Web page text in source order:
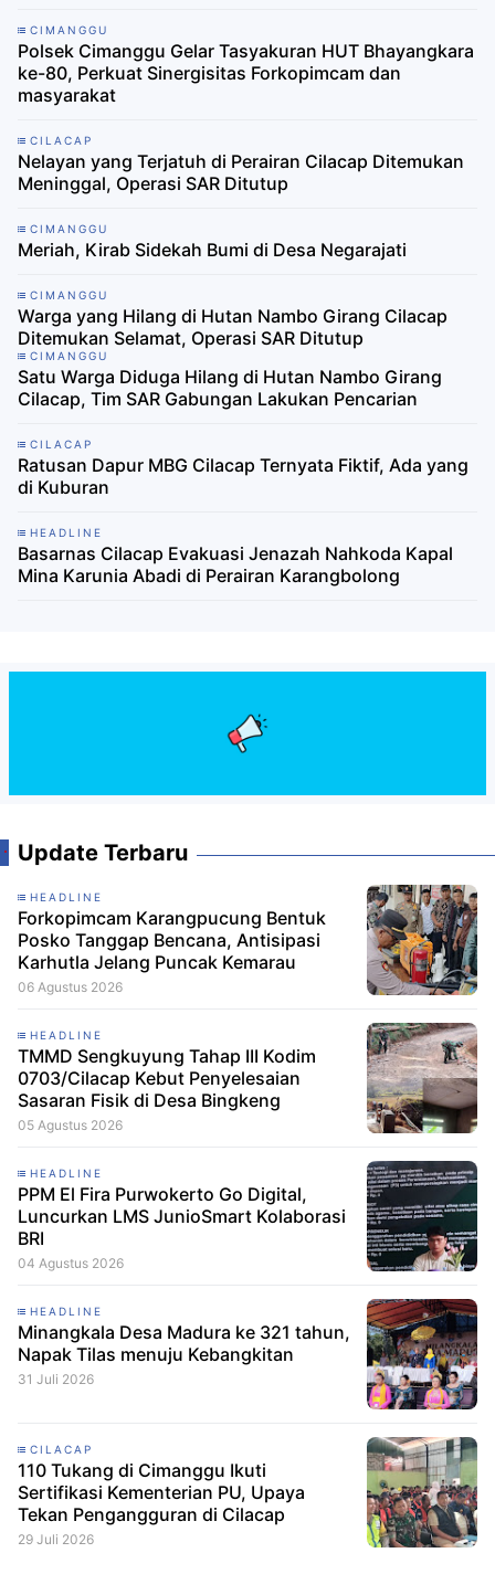
CIMANGGU
Polsek Cimanggu Gelar Tasyakuran HUT Bhayangkara
ke-80, Perkuat Sinergisitas Forkopimcam dan
masyarakat
CILACAP
Nelayan yang Terjatuh di Perairan Cilacap Ditemukan
Meninggal, Operasi SAR Ditutup
CIMANGGU
Meriah, Kirab Sidekah Bumi di Desa Negarajati
CIMANGGU
Warga yang Hilang di Hutan Nambo Girang Cilacap
Ditemukan Selamat, Operasi SAR Ditutup
CIMANGGU
Satu Warga Diduga Hilang di Hutan Nambo Girang
Cilacap, Tim SAR Gabungan Lakukan Pencarian
CILACAP
Ratusan Dapur MBG Cilacap Ternyata Fiktif, Ada yang
di Kuburan
HEADLINE
Basarnas Cilacap Evakuasi Jenazah Nahkoda Kapal
Mina Karunia Abadi di Perairan Karangbolong
Update Terbaru
HEADLINE
Forkopimcam Karangpucung Bentuk
Posko Tanggap Bencana, Antisipasi
Karhutla Jelang Puncak Kemarau
06 Agustus 2026
HEADLINE
TMMD Sengkuyung Tahap III Kodim
0703/Cilacap Kebut Penyelesaian
Sasaran Fisik di Desa Bingkeng
05 Agustus 2026
HEADLINE
PPM El Fira Purwokerto Go Digital,
Luncurkan LMS JunioSmart Kolaborasi
BRI
04 Agustus 2026
HEADLINE
Minangkala Desa Madura ke 321 tahun,
Napak Tilas menuju Kebangkitan
31 Juli 2026
CILACAP
110 Tukang di Cimanggu Ikuti
Sertifikasi Kementerian PU, Upaya
Tekan Pengangguran di Cilacap
29 Juli 2026